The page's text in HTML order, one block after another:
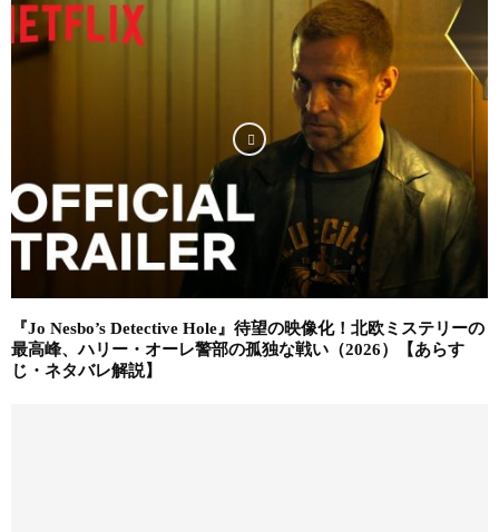
『Jo Nesbo’s Detective Hole』待望の映像化！北欧ミステリーの
最高峰、ハリー・オーレ警部の孤独な戦い（2026）【あらす
じ・ネタバレ解説】